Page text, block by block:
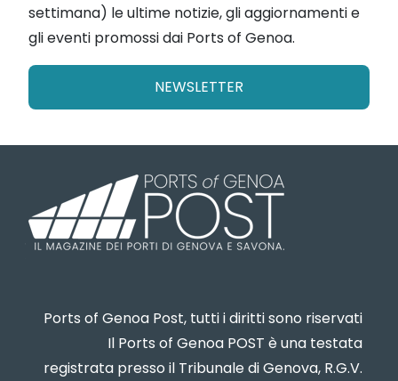
settimana) le ultime notizie, gli aggiornamenti e
gli eventi promossi dai Ports of Genoa.
NEWSLETTER
Ports of Genoa Post, tutti i diritti sono riservati
Il Ports of Genoa POST è una testata
registrata presso il Tribunale di Genova, R.G.V.